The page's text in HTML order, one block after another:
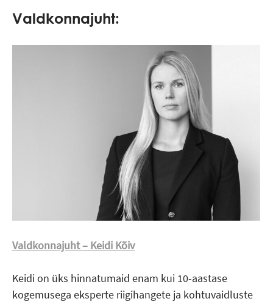
Valdkonnajuht:
Valdkonnajuht – Keidi Kõiv
Keidi on üks hinnatumaid enam kui 10-aastase
kogemusega eksperte riigihangete ja kohtuvaidluste